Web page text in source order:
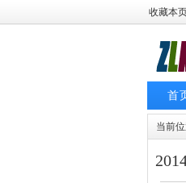
收藏本
首
当前